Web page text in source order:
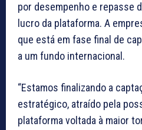
por desempenho e repasse
lucro da plataforma. A
que está em fase final de
a um fundo internacional.
“Estamos finalizando a
estratégico, atraído pela
plataforma voltada à maior